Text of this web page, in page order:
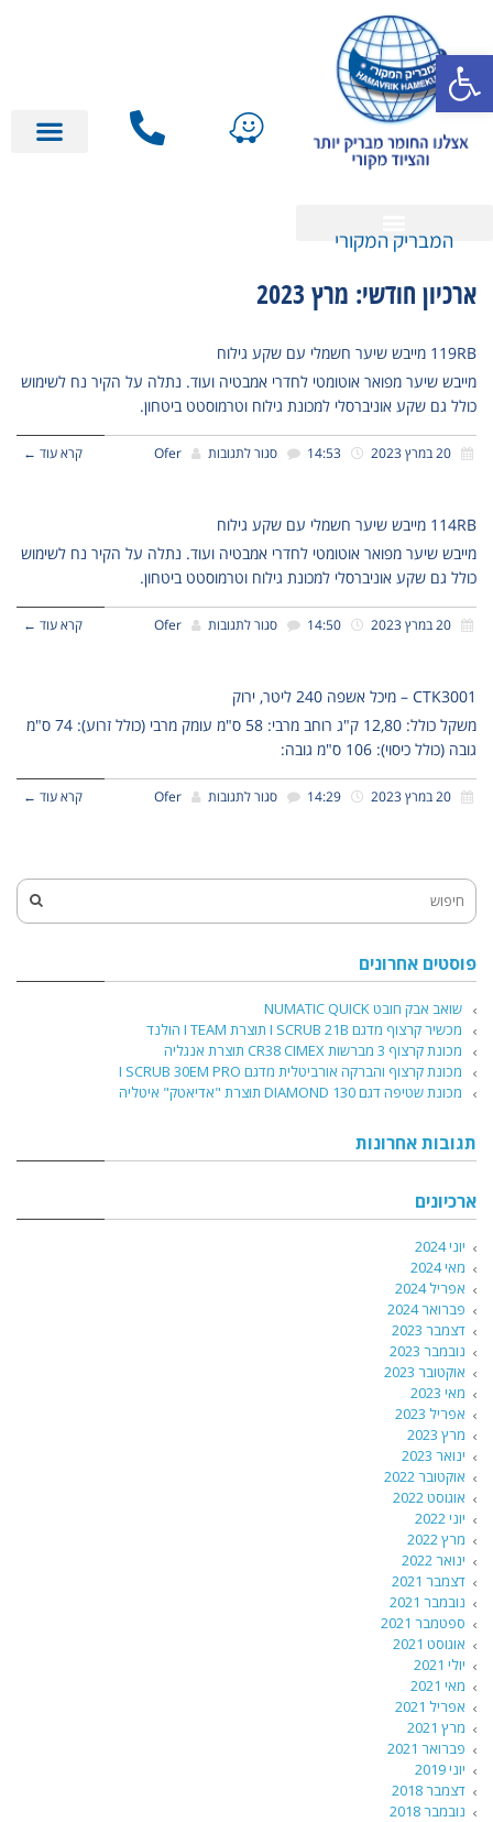
פתח סרגל נגישות
המבריק המקורי
ארכיון חודשי: מרץ 2023
119RB מייבש שיער חשמלי עם שקע גילוח
מייבש שיער מפואר אוטומטי לחדרי אמבטיה ועוד. נתלה על הקיר נח לשימוש
כולל גם שקע אוניברסלי למכונת גילוח וטרמוסטט ביטחון.
סגור לתגובות Ofer קרא עוד ←
114RB מייבש שיער חשמלי עם שקע גילוח
מייבש שיער מפואר אוטומטי לחדרי אמבטיה ועוד. נתלה על הקיר נח לשימוש
כולל גם שקע אוניברסלי למכונת גילוח וטרמוסטט ביטחון.
סגור לתגובות Ofer קרא עוד ←
CTK3001 – מיכל אשפה 240 ליטר, ירוק
משקל כולל: 12,80 ק"ג רוחב מרבי: 58 ס"מ עומק מרבי (כולל זרוע): 74 ס"מ
גובה (כולל כיסוי): 106 ס"מ גובה:
סגור לתגובות Ofer קרא עוד ←
פוסטים אחרונים
שואב אבק חובט NUMATIC QUICK
מכשיר קרצוף מדגם I SCRUB 21B תוצרת I TEAM הולנד
מכונת קרצוף 3 מברשות CR38 CIMEX תוצרת אנגליה
מכונת קרצוף והברקה אורביטלית מדגם I SCRUB 30EM PRO
מכונת שטיפה דגם DIAMOND 130 תוצרת "אדיאטק" איטליה
תגובות אחרונות
ארכיונים
יוני 2024
מאי 2024
אפריל 2024
פברואר 2024
דצמבר 2023
נובמבר 2023
אוקטובר 2023
מאי 2023
אפריל 2023
מרץ 2023
ינואר 2023
אוקטובר 2022
אוגוסט 2022
יוני 2022
מרץ 2022
ינואר 2022
דצמבר 2021
נובמבר 2021
ספטמבר 2021
אוגוסט 2021
יולי 2021
מאי 2021
אפריל 2021
מרץ 2021
פברואר 2021
יוני 2019
דצמבר 2018
נובמבר 2018